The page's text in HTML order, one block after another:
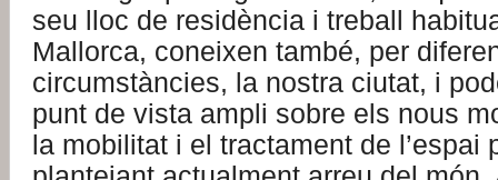
seu lloc de residència i treball
Mallorca, coneixen també, per
circumstàncies, la nostra ciutat, i
punt de vista ampli sobre els nous
la mobilitat i el tractament de l’espai